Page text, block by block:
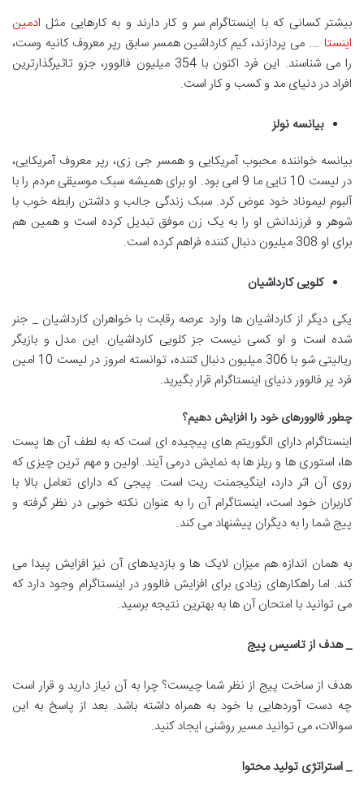
بیشتر کسانی که با اینستاگرام سر و کار دارند و به کارهایی مثل ادمین
اینستا …. می پردازند، کیم کارداشین همسر سابق رپر معروف کانیه وست،
را می شناسند. این فرد اکنون با 354 میلیون فالوور، جزو تاثیرگذارترین
افراد در دنیای مد و کسب و کار است.
بیانسه نولز
بیانسه خواننده محبوب آمریکایی و همسر جی زی، رپر معروف آمریکایی،
در لیست 10 تایی ما 9 امی بود. او برای همیشه سبک موسیقی مردم را با
آلبوم لیموناد خود عوض کرد. سبک زندگی جالب و داشتن رابطه خوب با
شوهر و فرزندانش او را به یک زن موفق تبدیل کرده است و همین هم
برای او 308 میلیون دنبال کننده فراهم کرده است.
کلویی کارداشیان
یکی دیگر از کارداشیان ها وارد عرصه رقابت با خواهران کارداشیان _ جنر
شده است و او کسی نیست جز کلویی کارداشیان. این مدل و بازیگر
ریالیتی شو با 306 میلیون دنبال کننده، توانسته امروز در لیست 10 امین
فرد پر فالوور دنیای اینستاگرام قرار بگیرید.
چطور فالوورهای خود را افزایش دهیم؟
اینستاگرام دارای الگوریتم های پیچیده ای است که به لطف آن ها پست
ها، استوری ها و ریلز ها به نمایش درمی آیند. اولین و مهم ترین چیزی که
روی آن اثر دارد، اینگیجمنت ریت است. پیجی که دارای تعامل بالا با
کاربران خود است، اینستاگرام آن را به عنوان نکته خوبی در نظر گرفته و
پیج شما را به دیگران پیشنهاد می کند.
به همان اندازه هم میزان لایک ها و بازدیدهای آن نیز افزایش پیدا می
کند. اما راهکارهای زیادی برای افزایش فالوور در اینستاگرام وجود دارد که
می توانید با امتحان آن ها به بهترین نتیجه برسید.
_ هدف از تاسیس پیج
هدف از ساخت پیج از نظر شما چیست؟ چرا به آن نیاز دارید و قرار است
چه دست آوردهایی با خود به همراه داشته باشد. بعد از پاسخ به این
سوالات، می توانید مسیر روشنی ایجاد کنید.
_ استراتژی تولید محتوا